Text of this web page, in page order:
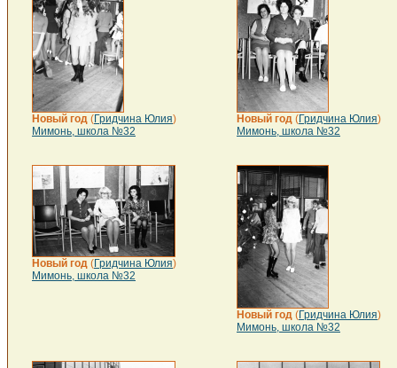
Новый год (Гридчина Юлия)
Мимонь, школа №32
Новый год (Гридчина Юлия)
Мимонь, школа №32
Новый год (Гридчина Юлия)
Мимонь, школа №32
Новый год (Гридчина Юлия)
Мимонь, школа №32